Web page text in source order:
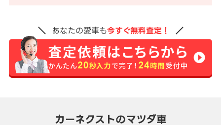
あなたの愛車も今すぐ無料査定！
カーネクストのマツダ車